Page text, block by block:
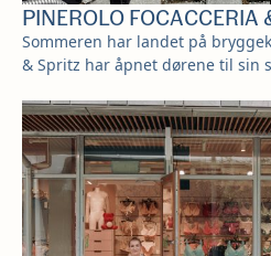
PINEROLO FOCACCERIA
Sommeren har landet på
& Spritz har åpnet dørene til sin